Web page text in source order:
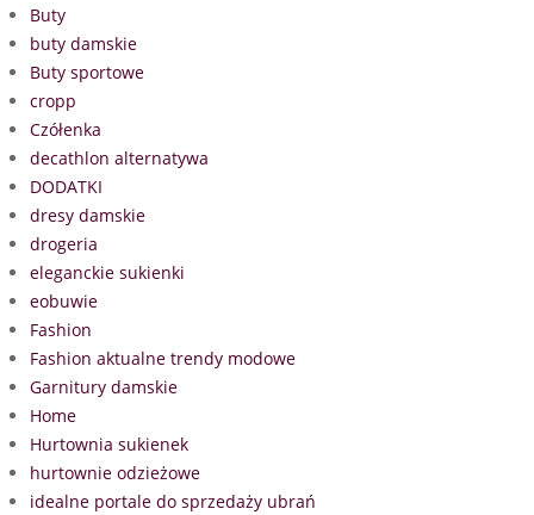
Buty
buty damskie
Buty sportowe
cropp
Czółenka
decathlon alternatywa
DODATKI
dresy damskie
drogeria
eleganckie sukienki
eobuwie
Fashion
Fashion aktualne trendy modowe
Garnitury damskie
Home
Hurtownia sukienek
hurtownie odzieżowe
idealne portale do sprzedaży ubrań